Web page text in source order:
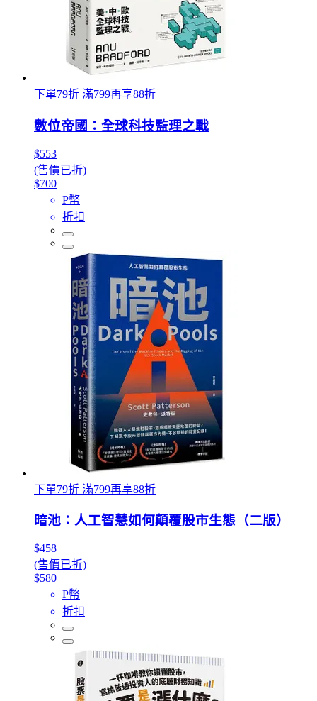
下單79折 滿799再享88折
數位帝國：全球科技監理之戰
$553
(售價已折)
$700
P幣
折扣
下單79折 滿799再享88折
暗池：人工智慧如何顛覆股市生態（二版）
$458
(售價已折)
$580
P幣
折扣